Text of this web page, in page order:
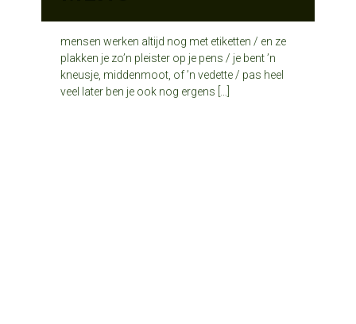
mensen werken altijd nog met etiketten / en ze
plakken je zo’n pleister op je pens / je bent ’n
kneusje, middenmoot, of ’n vedette / pas heel
veel later ben je ook nog ergens […]